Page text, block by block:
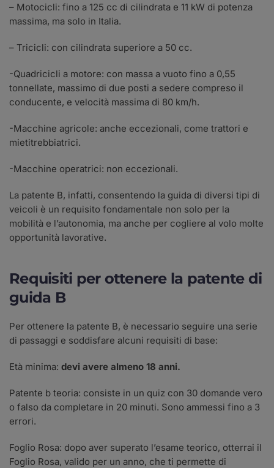
– Motocicli: fino a 125 cc di cilindrata e 11 kW di potenza
massima, ma solo in Italia.
– Tricicli: con cilindrata superiore a 50 cc.
-Quadricicli a motore: con massa a vuoto fino a 0,55
tonnellate, massimo di due posti a sedere compreso il
conducente, e velocità massima di 80 km/h.
-Macchine agricole: anche eccezionali, come trattori e
mietitrebbiatrici.
-Macchine operatrici: non eccezionali.
La patente B, infatti, consentendo la guida di diversi tipi di
veicoli è un requisito fondamentale non solo per la
mobilità e l’autonomia, ma anche per cogliere al volo molte
opportunità lavorative.
Requisiti per ottenere la patente di
guida B
Per ottenere la patente B, è necessario seguire una serie
di passaggi e soddisfare alcuni requisiti di base:
Età minima: devi avere almeno 18 anni.
Patente b teoria: consiste in un quiz con 30 domande vero
o falso da completare in 20 minuti. Sono ammessi fino a 3
errori.
Foglio Rosa: dopo aver superato l’esame teorico, otterrai il
Foglio Rosa, valido per un anno, che ti permette di